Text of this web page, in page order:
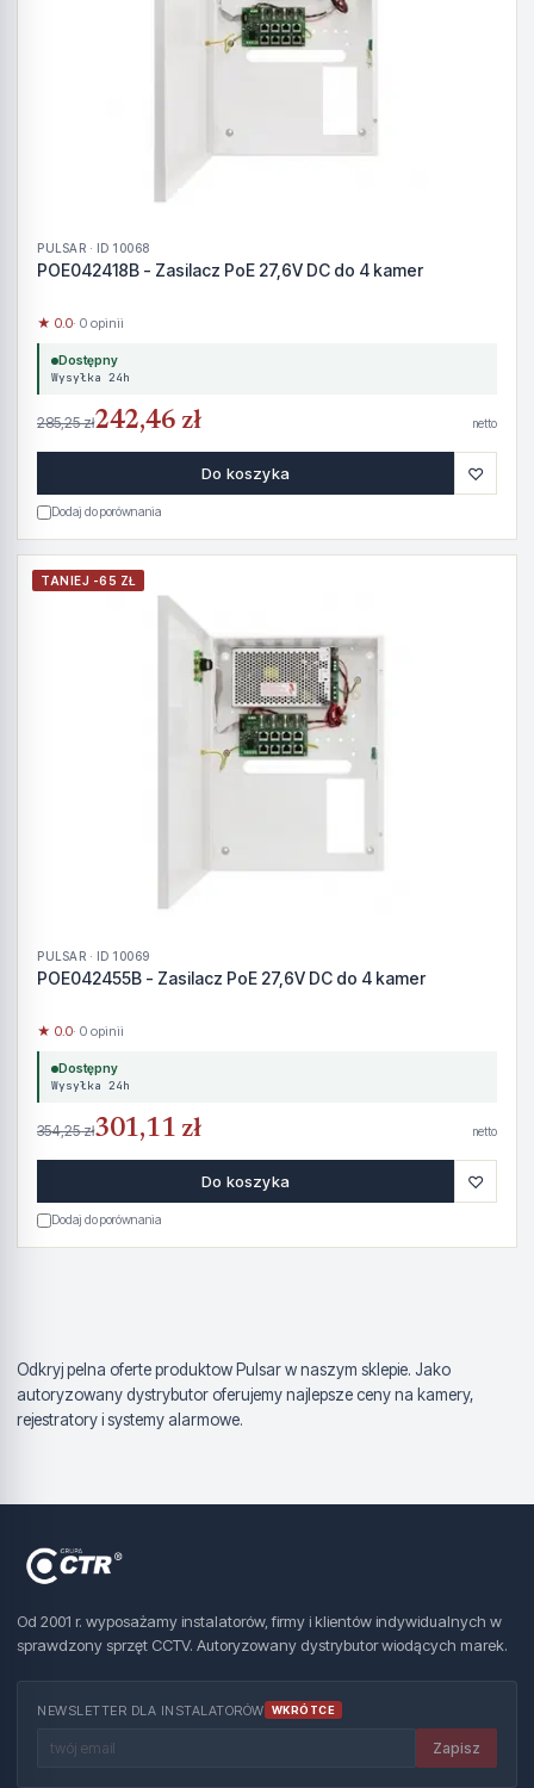
PULSAR · ID 10068
POE042418B - Zasilacz PoE 27,6V DC do 4 kamer
★ 0.0· 0 opinii
Dostępny
Wysyłka 24h
285,25 zł242,46 zł netto
Do koszyka ♡
Dodaj do porównania
TANIEJ -65 ZŁ
PULSAR · ID 10069
POE042455B - Zasilacz PoE 27,6V DC do 4 kamer
★ 0.0· 0 opinii
Dostępny
Wysyłka 24h
354,25 zł301,11 zł netto
Do koszyka ♡
Dodaj do porównania
Odkryj pelna oferte produktow Pulsar w naszym sklepie. Jako
autoryzowany dystrybutor oferujemy najlepsze ceny na kamery,
rejestratory i systemy alarmowe.
Od 2001 r. wyposażamy instalatorów, firmy i klientów indywidualnych w
sprawdzony sprzęt CCTV. Autoryzowany dystrybutor wiodących marek.
NEWSLETTER DLA INSTALATORÓW WKRÓTCE
Zapisz